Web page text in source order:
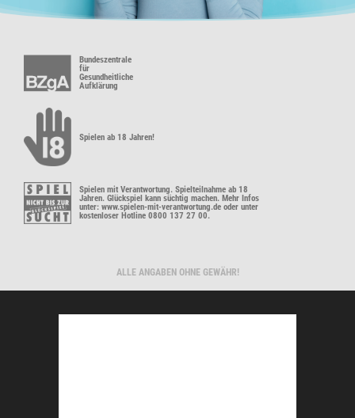
Bundeszentrale
für
Gesundheitliche
Aufklärung
Spielen ab 18 Jahren!
Spielen mit Verantwortung. Spielteilnahme ab 18
Jahren. Glückspiel kann süchtig machen. Mehr Infos
unter: www.spielen-mit-verantwortung.de oder unter
kostenloser Hotline 0800 137 27 00.
ALLE ANGABEN OHNE GEWÄHR!